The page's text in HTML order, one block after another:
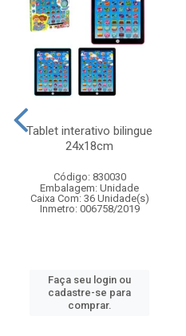
Tablet interativo bilingue
24x18cm
Código: 830030
Embalagem: Unidade
Caixa Com: 36 Unidade(s)
Inmetro: 006758/2019
Faça seu login ou
cadastre-se para
comprar.